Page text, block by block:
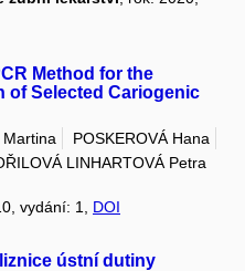
Method for the
of Selected Cariogenic
Martina
POSKEROVÁ Hana
LINHARTOVÁ Petra
vydání: 1, DOI
ústní dutiny